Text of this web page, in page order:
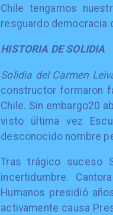
Chile tengamos
resguardo democracia
HISTORIA DE SOLIDIA
Solidia del Carmen
constructor formaron
Chile. Sin embargo20
visto última vez
desconocido nombre
Tras trágico suceso
incertidumbre.
Humanos presidió
activamente causa